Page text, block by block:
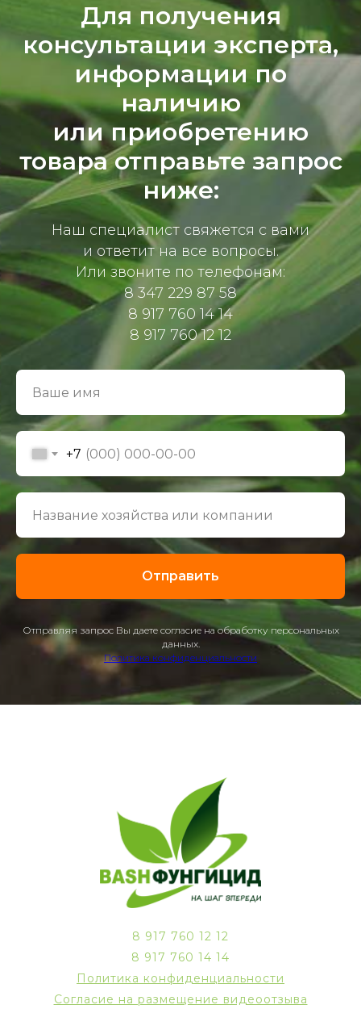
Для получения
консультации эксперта,
информации по
наличию
или приобретению
товара отправьте запрос
ниже:
Наш специалист свяжется с вами
и ответит на все вопросы.
Или звоните по телефонам:
8 347 229 87 58
8 917 760 14 14
8 917 760 12 12
+7
Отправить
Отправляя запрос Вы даете согласие на обработку персональных
данных.
Политика конфиденциальности
8 917 760 12 12
8 917 760 14 14
Политика конфиденциальности
Согласие на размещение видеоотзыва